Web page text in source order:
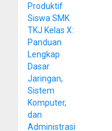
Produktif
Siswa SMK
TKJ Kelas X:
Panduan
Lengkap
Dasar
Jaringan,
Sistem
Komputer,
dan
Administrasi